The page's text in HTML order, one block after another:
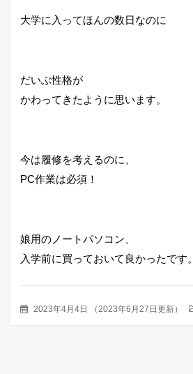
大学に入ってほんの数日なのに
だいぶ性格が
かわってきたように思います。
今は履修を考えるのに、
PC作業は必須！
娘用のノートパソコン、
入学前に買っておいて良かったです。
2023年4月4日 （2023年6月27日更新）